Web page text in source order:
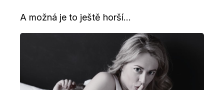
A možná je to ještě horší...